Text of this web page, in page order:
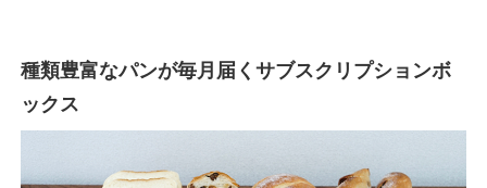
種類豊富なパンが毎月届くサブスクリプションボ
ックス